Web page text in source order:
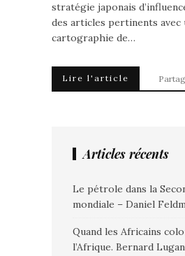
stratégie japonais
des articles pertinents avec
cartographie de…
Lire l'article
Articles récents
Le pétrole dans la
mondiale – Daniel
Quand les Africains
l’Afrique. Bernard